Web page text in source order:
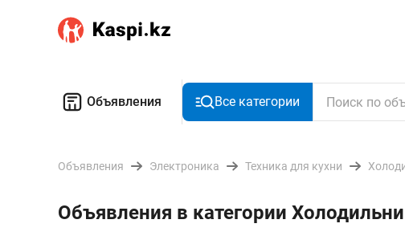
Объявления Все категории
Объявления Электроника Техника для кухни
Объявления в категории